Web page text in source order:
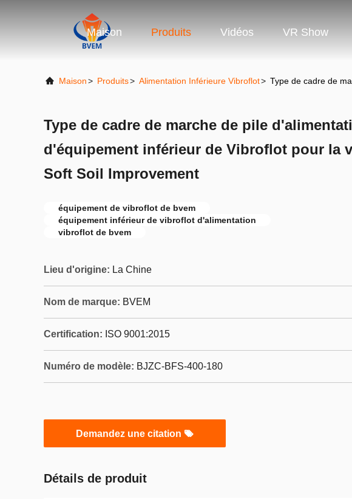
Maison Produits Vidéos VR Show
Maison> Produits> Alimentation Inférieure Vibroflot> Type de cadre de
Type de cadre de marche de pile
d'équipement inférieur de Vibroflot pour la
Soft Soil Improvement
équipement de vibroflot de bvem
équipement inférieur de vibroflot d'alimentation
vibroflot de bvem
Lieu d'origine: La Chine
Nom de marque: BVEM
Certification: ISO 9001:2015
Numéro de modèle: BJZC-BFS-400-180
Demandez une citation
Détails de produit